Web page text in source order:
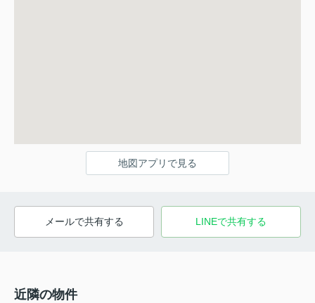
地図アプリで見る
メールで共有する LINEで共有する
近隣の物件